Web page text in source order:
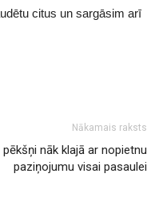
citus un sargāsim arī
Nākamais raksts
pēkšņi nāk klajā ar nopietnu
paziņojumu visai pasaulei